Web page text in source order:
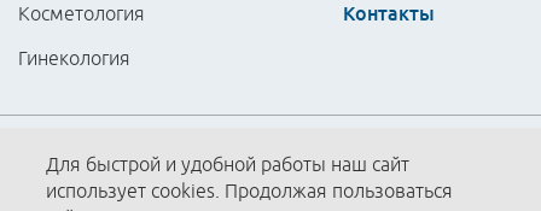
Косметология
Гинекология
Контакты
Партнёры
Для быстрой и удобной работы наш сайт
использует cookies. Продолжая пользоваться